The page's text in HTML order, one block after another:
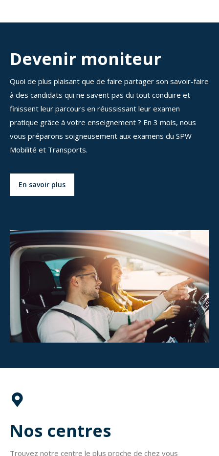
Devenir moniteur
Quoi de plus plaisant que de faire partager son savoir-faire
à des candidats qui ne savent pas du tout conduire et
finissent leur parcours en réussissant leur examen
pratique grâce à votre enseignement ? En 3 mois, nous
vous préparons soigneusement aux examens du SPW
Mobilité et Transports.
En savoir plus
Nos centres
Trouvez notre centre le plus proche de chez vous